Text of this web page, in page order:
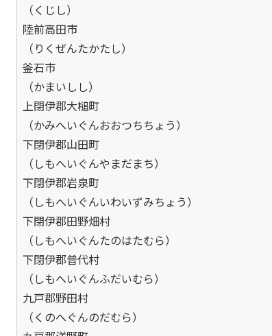
（くじし）
陸前高田市
（りくぜんたかたし）
釜石市
（かまいしし）
上閉伊郡大槌町
（かみへいぐんおおつちちょう）
下閉伊郡山田町
（しもへいぐんやまだまち）
下閉伊郡岩泉町
（しもへいぐんいわいずみちょう）
下閉伊郡田野畑村
（しもへいぐんたのはたむら）
下閉伊郡普代村
（しもへいぐんふだいむら）
九戸郡野田村
（くのへぐんのだむら）